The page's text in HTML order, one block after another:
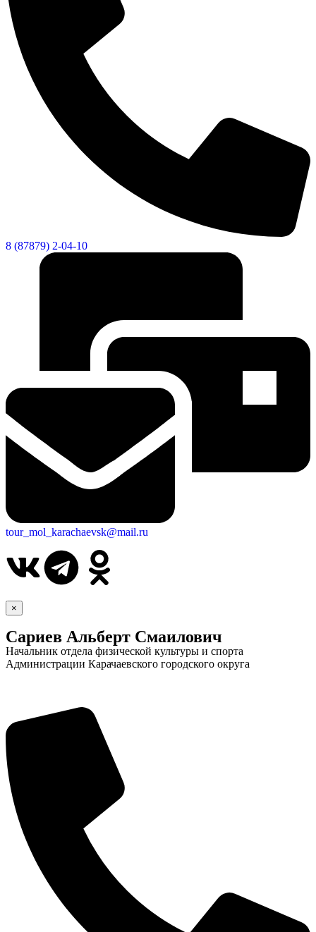
8 (87879) 2-04-10
tour_mol_karachaevsk@mail.ru
×
Сариев Альберт Смаилович
Начальник отдела физической культуры и спорта
Администрации Карачаевского городского округа